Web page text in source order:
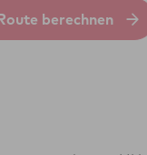
berechnen